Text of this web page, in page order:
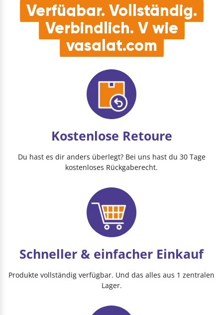
Verfügbar. Vollständig.
Verbindlich. V wie
vasalat.com
Kostenlose Retoure
Du hast es dir anders überlegt? Bei uns hast du 30 Tage
kostenloses Rückgaberecht.
Schneller & einfacher Einkauf
Produkte vollständig verfügbar. Und das alles aus 1 zentralen
Lager.